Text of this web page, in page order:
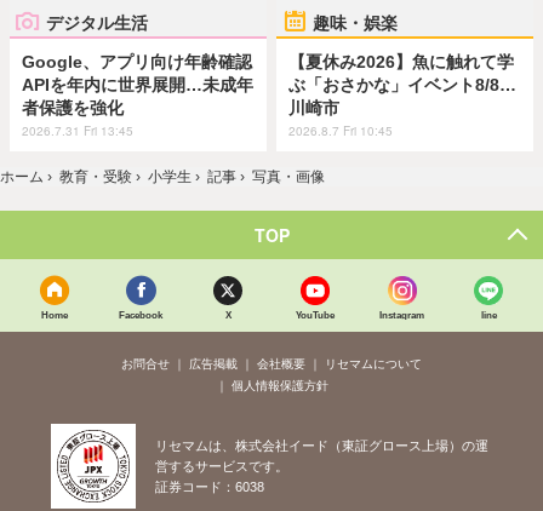
デジタル生活
Google、アプリ向け年齢確認
APIを年内に世界展開…未成年
者保護を強化
2026.7.31 Fri 13:45
趣味・娯楽
【夏休み2026】魚に触れて学
ぶ「おさかな」イベント8/8…
川崎市
2026.8.7 Fri 10:45
ホーム › 教育・受験 › 小学生 › 記事 › 写真・画像
TOP
Home Facebook X YouTube Instagram line
お問合せ 広告掲載 会社概要
リセマムについて
個人情報保護方針
リセマムは、株式会社イード（東証グロース上場）の運
営するサービスです。
証券コード：6038